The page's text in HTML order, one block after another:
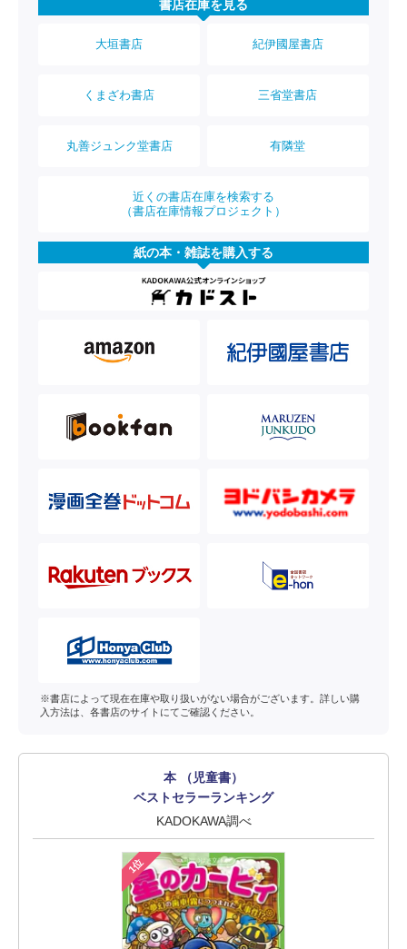
書店在庫を見る
大垣書店 紀伊國屋書店
くまざわ書店 三省堂書店
丸善ジュンク堂書店 有隣堂
近くの書店在庫を検索する
（書店在庫情報プロジェクト）
紙の本・雑誌を購入する
※書店によって現在在庫や取り扱いがない場合がございます。詳しい購
入方法は、各書店のサイトにてご確認ください。
本 （児童書）
ベストセラーランキング
KADOKAWA調べ
1位